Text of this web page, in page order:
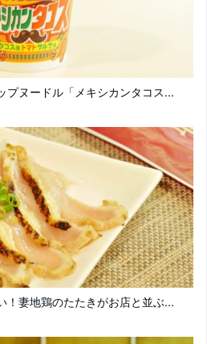
プヌードル「メキシカンタコス...
！妻地鶏のたたきがお店と並ぶ...